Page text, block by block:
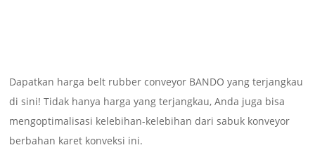
Dapatkan harga belt rubber conveyor BANDO yang terjangkau
di sini! Tidak hanya harga yang terjangkau, Anda juga bisa
mengoptimalisasi kelebihan-kelebihan dari sabuk konveyor
berbahan karet konveksi ini.